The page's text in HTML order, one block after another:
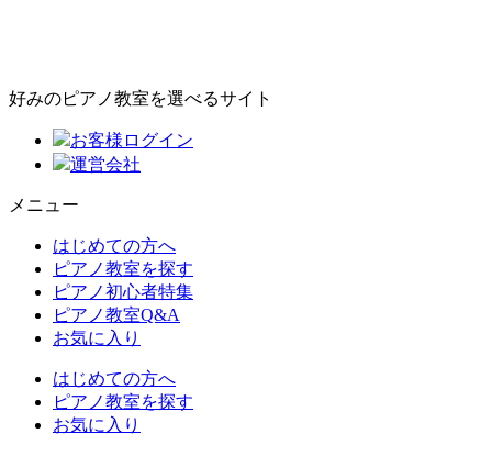
好みのピアノ教室を選べるサイト
お客様ログイン
運営会社
メニュー
はじめての方へ
ピアノ教室を探す
ピアノ初心者特集
ピアノ教室Q&A
お気に入り
はじめての方へ
ピアノ教室を探す
お気に入り